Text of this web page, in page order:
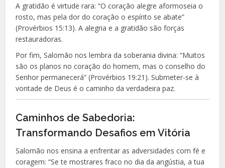
A gratidão é virtude rara: “O coração alegre aformoseia o
rosto, mas pela dor do coração o espírito se abate”
(Provérbios 15:13). A alegria e a gratidão são forças
restauradoras.
Por fim, Salomão nos lembra da soberania divina: “Muitos
são os planos no coração do homem, mas o conselho do
Senhor permanecerá” (Provérbios 19:21). Submeter-se à
vontade de Deus é o caminho da verdadeira paz.
Caminhos de Sabedoria:
Transformando Desafios em Vitória
Salomão nos ensina a enfrentar as adversidades com fé e
coragem: “Se te mostrares fraco no dia da angústia, a tua